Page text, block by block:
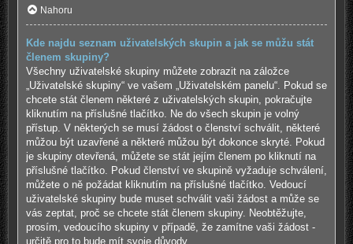
Nahoru
Kde najdu seznam uživatelských skupin a jak se můžu stát
členem skupiny?
Všechny uživatelské skupiny můžete zobrazit na záložce
„Uživatelské skupiny“ ve vašem „Uživatelském panelu“. Pokud se
chcete stát členem některé z uživatelských skupin, pokračujte
kliknutím na příslušné tlačítko. Ne do všech skupin je volný
přístup. V některých se musí žádost o členství schválit, některé
můžou být uzavřené a některé můžou být dokonce skryté. Pokud
je skupiny otevřená, můžete se stát jejím členem po kliknutí na
příslušné tlačítko. Pokud členství ve skupině vyžaduje schválení,
můžete o ně požádat kliknutím na příslušné tlačítko. Vedoucí
uživatelské skupiny bude muset schválit vaši žádost a může se
vás zeptat, proč se chcete stát členem skupiny. Neobtěžujte,
prosím, vedoucího skupiny v případě, že zamítne vaši žádost -
určitě pro to bude mít svoje důvody.